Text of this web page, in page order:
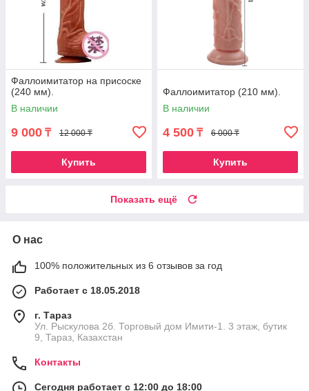
Фаллоимитатор на присоске
(240 мм).
В наличии
9 000 ₸ 12 000 ₸
Купить
Фаллоимитатор (210 мм).
В наличии
4 500 ₸ 6 000 ₸
Купить
Показать ещё
О нас
100% положительных из 6 отзывов за год
Работает с 18.05.2018
г. Тараз
Ул. Рыскулова 2б. Торговый дом Имити-1. 3 этаж, бутик
9, Тараз, Казахстан
Контакты
Сегодня работает с 12:00 до 18:00